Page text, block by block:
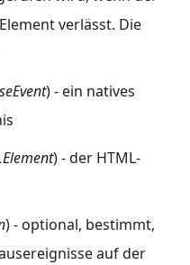
verlässt. Die
) - ein natives
) - der HTML-
) - optional, bestimmt,
auf der